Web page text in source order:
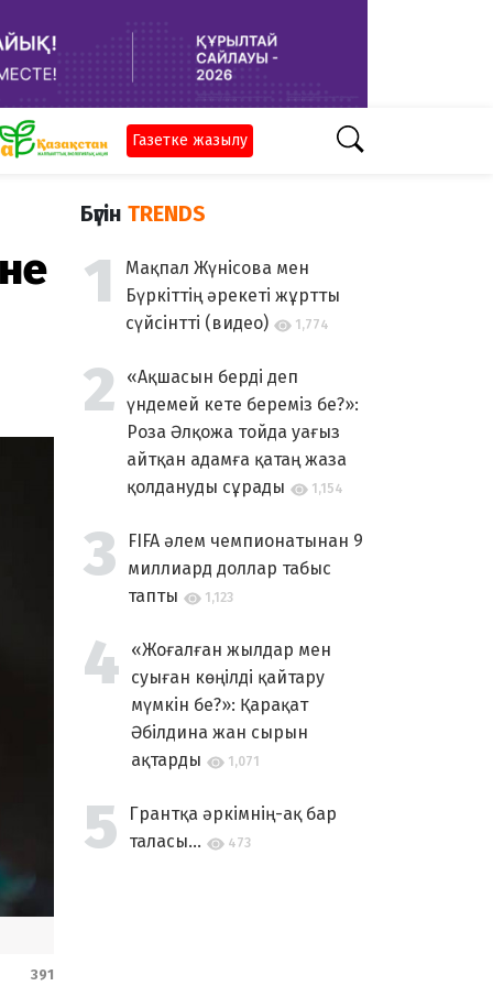
Газетке жазылу
391
Бүгін TRENDS
Мақпал Жүнісова мен
Бүркіттің әрекеті жұртты
сүйсінтті (видео)
1,774
«Ақшасын берді деп
үндемей кете береміз бе?»:
Роза Әлқожа тойда уағыз
айтқан адамға қатаң жаза
қолдануды сұрады
1,154
FIFA әлем чемпионатынан 9
миллиард доллар табыс
тапты
1,123
«Жоғалған жылдар мен
суыған көңілді қайтару
мүмкін бе?»: Қарақат
Әбілдина жан сырын
ақтарды
1,071
Грантқа әркімнің-ақ бар
таласы...
473